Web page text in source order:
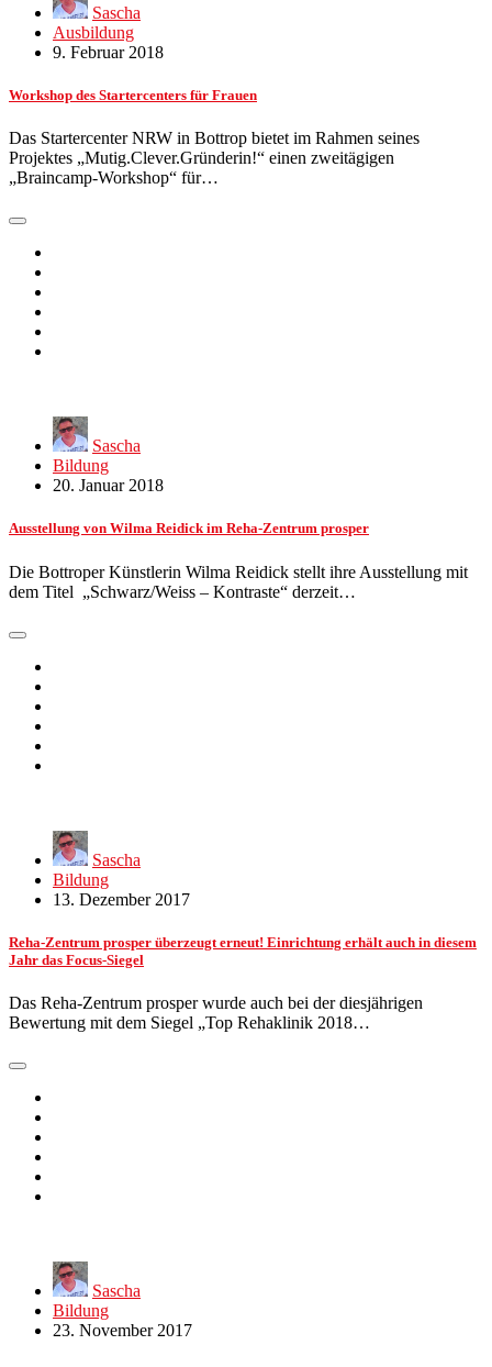
Sascha
Ausbildung
9. Februar 2018
Workshop des Startercenters für Frauen
Das Startercenter NRW in Bottrop bietet im Rahmen seines
Projektes „Mutig.Clever.Gründerin!“ einen zweitägigen
„Braincamp-Workshop“ für…
Sascha
Bildung
20. Januar 2018
Ausstellung von Wilma Reidick im Reha-Zentrum prosper
Die Bottroper Künstlerin Wilma Reidick stellt ihre Ausstellung mit
dem Titel „Schwarz/Weiss – Kontraste“ derzeit…
Sascha
Bildung
13. Dezember 2017
Reha-Zentrum prosper überzeugt erneut! Einrichtung erhält auch in diesem
Jahr das Focus-Siegel
Das Reha-Zentrum prosper wurde auch bei der diesjährigen
Bewertung mit dem Siegel „Top Rehaklinik 2018…
Sascha
Bildung
23. November 2017